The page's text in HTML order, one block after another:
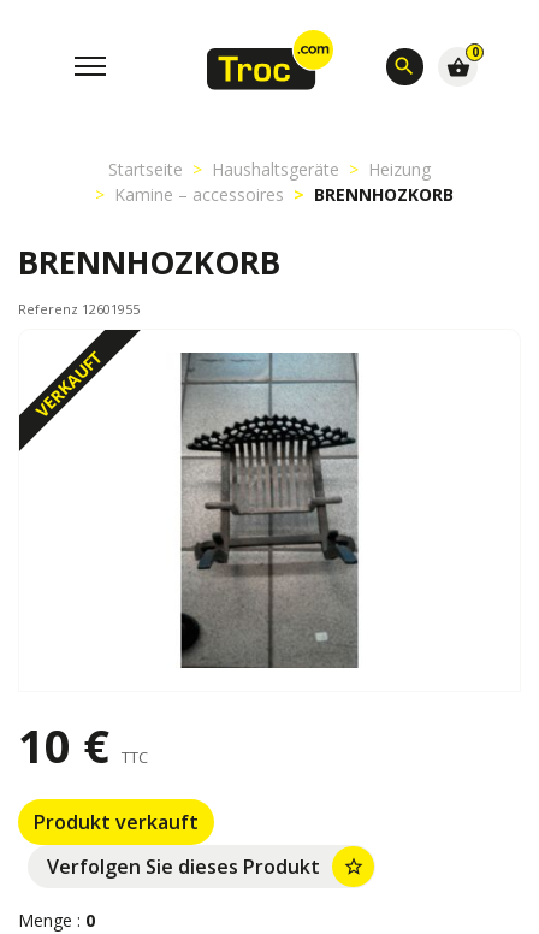
search
0
shopping_basket
Startseite Haushaltsgeräte
Heizung
Kamine – accessoires
BRENNHOZKORB
BRENNHOZKORB
Referenz 12601955
VERKAUFT
10 € TTC
Produkt verkauft
Verfolgen Sie dieses Produkt
star_border
Menge : 0